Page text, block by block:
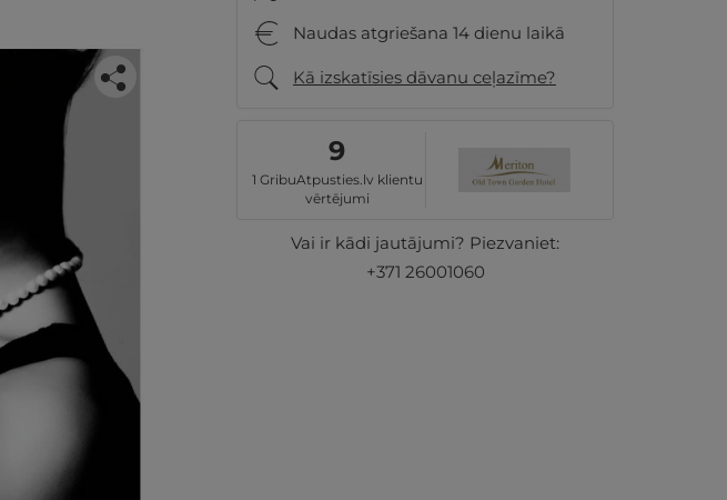
Naudas atgriešana 14 dienu laikā
Kā izskatīsies dāvanu ceļazīme?
9
1 GribuAtpusties.lv klientu
vērtējumi
Vai ir kādi jautājumi? Piezvaniet:
+371 26001060